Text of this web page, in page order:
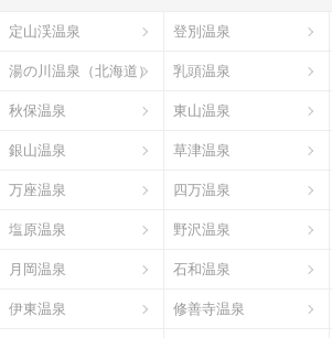
定山渓温泉 登別温泉
湯の川温泉（北海道） 乳頭温泉
秋保温泉 東山温泉
銀山温泉 草津温泉
万座温泉 四万温泉
塩原温泉 野沢温泉
月岡温泉 石和温泉
伊東温泉 修善寺温泉